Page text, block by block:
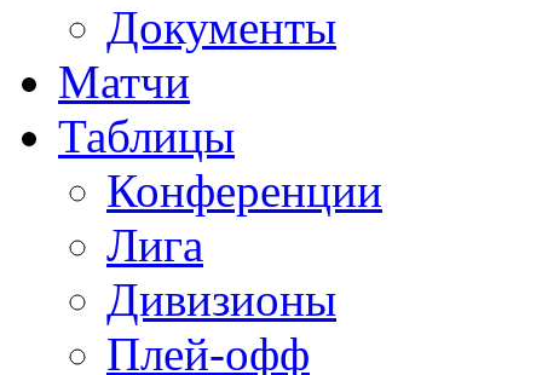
Документы
Матчи
Таблицы
Конференции
Лига
Дивизионы
Плей-офф